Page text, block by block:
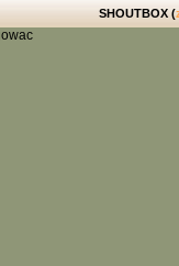
SHOUTBOX (